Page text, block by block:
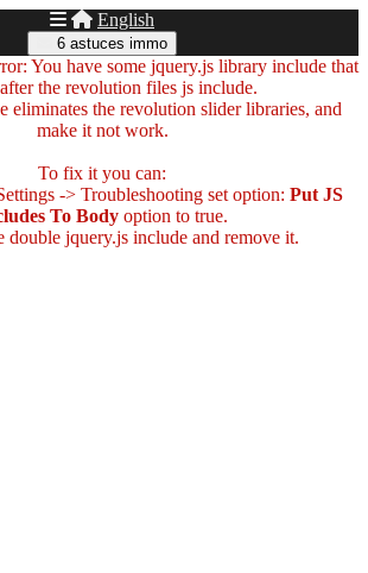
English
6 astuces immo
You have some jquery.js library include that
the revolution files js include.
eliminates the revolution slider libraries, and
make it not work.
To fix it you can:
-> Troubleshooting set option: Put JS
To Bodyoption to true.
jquery.js include and remove it.